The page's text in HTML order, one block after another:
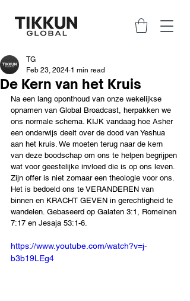
De Kern van het Kruis
TG
Feb 23, 2024 1 min read
Na een lang oponthoud van onze wekelijkse
opnamen van Global Broadcast, herpakken we
ons normale schema. KIJK vandaag hoe Asher
een onderwijs deelt over de dood van Yeshua
aan het kruis. We moeten terug naar de kern
van deze boodschap om ons te helpen begrijpen
wat voor geestelijke invloed die is op ons leven.
Zijn offer is niet zomaar een theologie voor ons.
Het is bedoeld ons te VERANDEREN van
binnen en KRACHT GEVEN in gerechtigheid te
wandelen. Gebaseerd op Galaten 3:1, Romeinen
7:17 en Jesaja 53:1-6.
https://www.youtube.com/watch?v=j-
b3b19LEg4